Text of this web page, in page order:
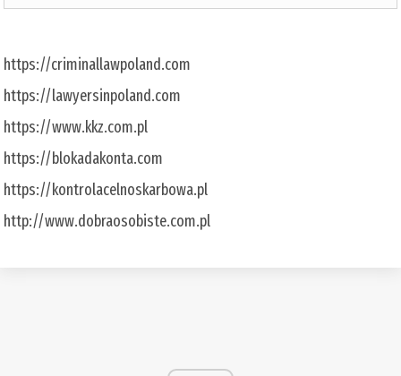
https://criminallawpoland.com
https://lawyersinpoland.com
https://www.kkz.com.pl
https://blokadakonta.com
https://kontrolacelnoskarbowa.pl
http://www.dobraosobiste.com.pl